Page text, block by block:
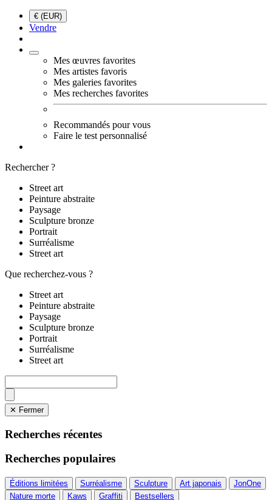
€ (EUR)
Vendre
Mes œuvres favorites
Mes artistes favoris
Mes galeries favorites
Mes recherches favorites
Recommandés pour vous
Faire le test personnalisé
Rechercher ?
Street art
Peinture abstraite
Paysage
Sculpture bronze
Portrait
Surréalisme
Street art
Que recherchez-vous ?
Street art
Peinture abstraite
Paysage
Sculpture bronze
Portrait
Surréalisme
Street art
✕ Fermer
Recherches récentes
Recherches populaires
Éditions limitées Surréalisme Sculpture Art japonais
JonOne
Nature morte
Kaws Graffiti Bestsellers